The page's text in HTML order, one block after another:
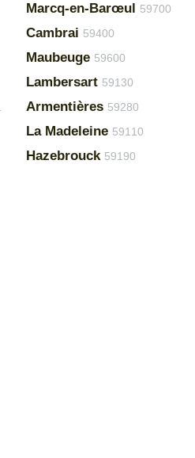
Marcq-en-Barœul 59700
Cambrai 59400
Maubeuge 59600
Lambersart 59130
Armentières 59280
La Madeleine 59110
Hazebrouck 59190